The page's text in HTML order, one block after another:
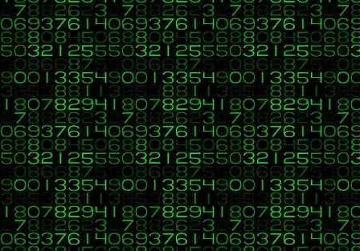
<?php }else{ ?>
<div class="panel-body"> No hay
<?php $mensaje = 'Cliente: '